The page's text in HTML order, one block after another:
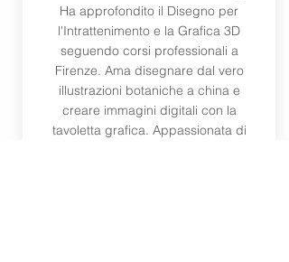
Ha approfondito il Disegno per
l'Intrattenimento e la Grafica 3D
seguendo corsi professionali a
Firenze. Ama disegnare dal vero
illustrazioni botaniche a china e
creare immagini digitali con la
tavoletta grafica. Appassionata di